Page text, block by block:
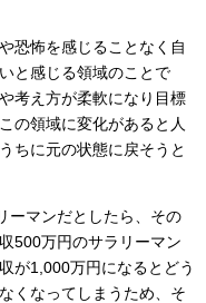
恐怖を感じることなく自
と感じる領域のことで
考え方が柔軟になり目標
の領域に変化があると人
ちに元の状態に戻そうと
ーマンだとしたら、その
500万円のサラリーマン
が1,000万円になるとどう
くなってしまうため、そ